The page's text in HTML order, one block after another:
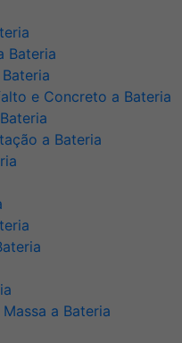
Bateria
e Concreto a Bateria
a Bateria
a Bateria